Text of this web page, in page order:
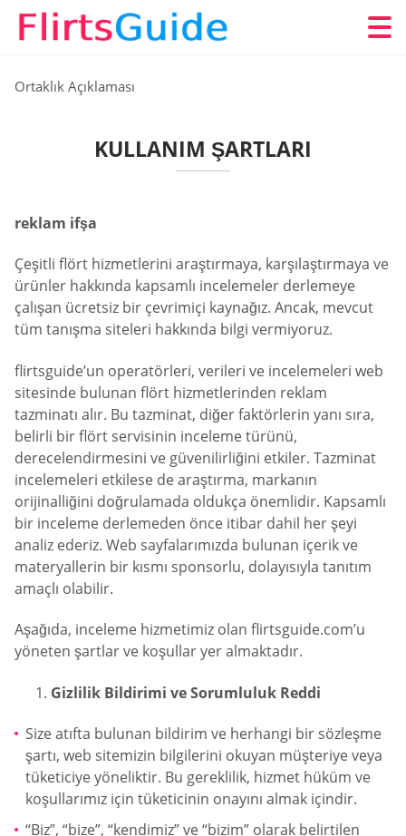
Ortaklık Açıklaması
KULLANIM ŞARTLARI
reklam ifşa
Çeşitli flört hizmetlerini araştırmaya, karşılaştırmaya ve
ürünler hakkında kapsamlı incelemeler derlemeye
çalışan ücretsiz bir çevrimiçi kaynağız. Ancak, mevcut
tüm tanışma siteleri hakkında bilgi vermiyoruz.
flirtsguide’un operatörleri, verileri ve incelemeleri web
sitesinde bulunan flört hizmetlerinden reklam
tazminatı alır. Bu tazminat, diğer faktörlerin yanı sıra,
belirli bir flört servisinin inceleme türünü,
derecelendirmesini ve güvenilirliğini etkiler. Tazminat
incelemeleri etkilese de araştırma, markanın
orijinalliğini doğrulamada oldukça önemlidir. Kapsamlı
bir inceleme derlemeden önce itibar dahil her şeyi
analiz ederiz. Web sayfalarımızda bulunan içerik ve
materyallerin bir kısmı sponsorlu, dolayısıyla tanıtım
amaçlı olabilir.
Aşağıda, inceleme hizmetimiz olan flirtsguide.com’u
yöneten şartlar ve koşullar yer almaktadır.
Gizlilik Bildirimi ve Sorumluluk Reddi
Size atıfta bulunan bildirim ve herhangi bir sözleşme
şartı, web sitemizin bilgilerini okuyan müşteriye veya
tüketiciye yöneliktir. Bu gereklilik, hizmet hüküm ve
koşullarımız için tüketicinin onayını almak içindir.
“Biz”, “bize”, “kendimiz” ve “bizim” olarak belirtilen